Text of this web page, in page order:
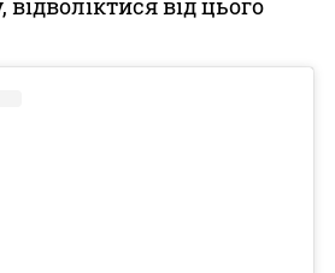
відволіктися від цього